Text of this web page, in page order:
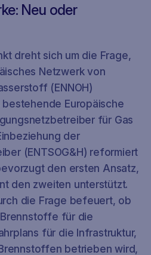
Neu oder
dreht sich um die Frage,
Netzwerk von
(ENNOH)
Europäische
für Gas
der
(ENTSOG&H) reformiert
den ersten Ansatz,
den zweiten unterstützt.
die Frage befeuert, ob
für die
für die Infrastruktur,
betrieben wird,